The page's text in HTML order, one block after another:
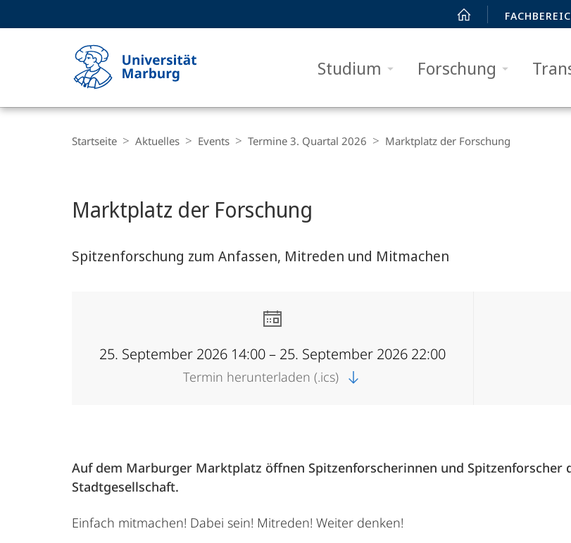
Studium Forschung
Philipps-
Marburg
Navigation
Startseite Aktuelles Events Termine 3. Quartal 2026 Marktplatz der Forschung
Marktplatz der Forschung
Spitzenforschung zum Anfassen, Mitreden und Mitmachen
25. September 2026 14:00 – 25. September 2026 22:00
Termin herunterladen (.ics)
Auf dem Marburger Marktplatz öffnen Spitzenforscherinnen und Spitzenforscher
Stadtgesellschaft.
Einfach mitmachen! Dabei sein! Mitreden! Weiter denken!